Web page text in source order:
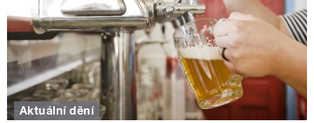
Aktuální dění